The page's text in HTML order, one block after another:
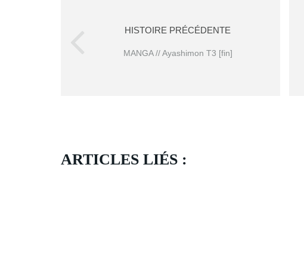
HISTOIRE PRÉCÉDENTE
MANGA // Ayashimon T3 [fin]
ARTICLES LIÉS :